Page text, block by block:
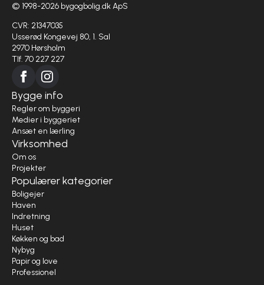
© 1998-2026 bygogbolig.dk ApS
CVR: 21347035
Usserød Kongevej 80, 1. Sal
2970 Hørsholm
Tlf. 70 227 227
Bygge info
Regler om byggeri
Medier i byggeriet
Ansæt en lærling
Virksomhed
Om os
Projekter
Populærer kategorier
Boligejer
Haven
Indretning
Huset
Køkken og bad
Nybyg
Papir og love
Professionel